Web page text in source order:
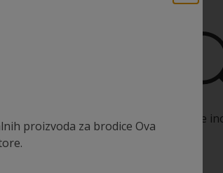
proizvoda za brodice Ova
sa
Koristite naše stalne